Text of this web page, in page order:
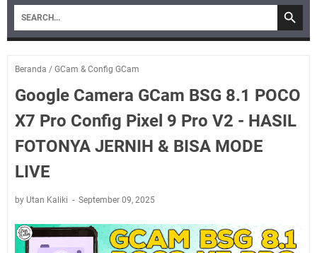
Beranda / GCam & Config GCam
Google Camera GCam BSG 8.1 POCO
X7 Pro Config Pixel 9 Pro V2 - HASIL
FOTONYA JERNIH & BISA MODE
LIVE
by Utan Kaliki September 09, 2025